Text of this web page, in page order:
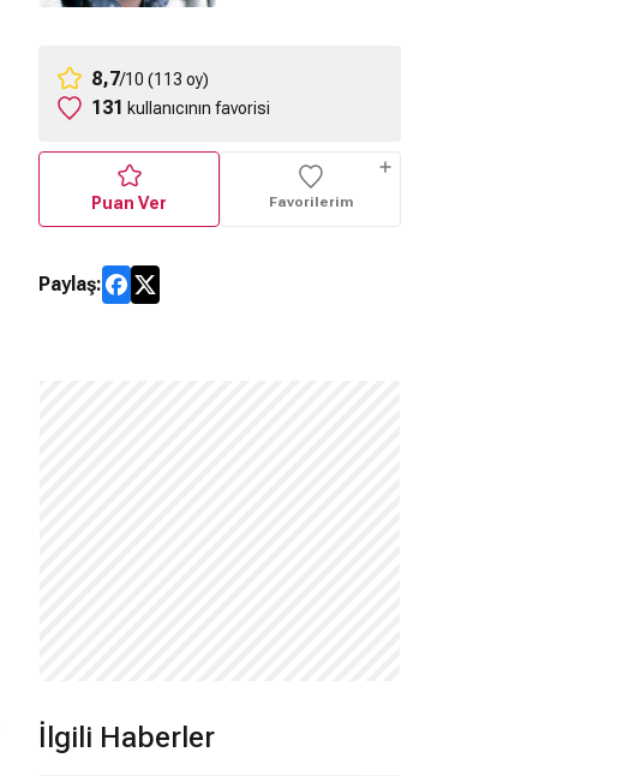
8,7/10 (113 oy)
131 kullanıcının favorisi
Puan Ver Favorilerim
Paylaş:
İlgili Haberler